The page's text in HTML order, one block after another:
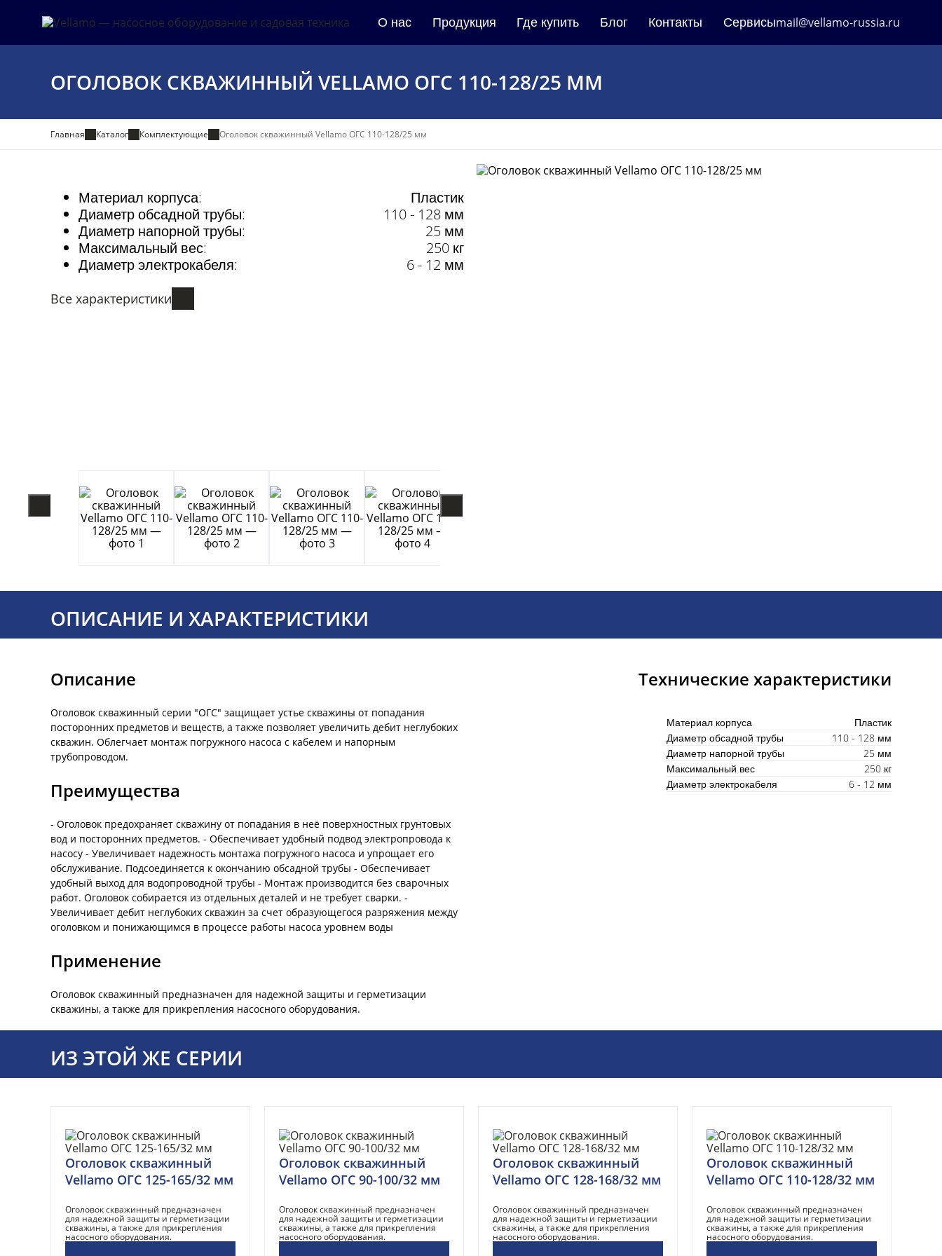
О нас Продукция Где купить Блог Контакты Сервисыmail@vellamo-russia.ru
ОГОЛОВОК СКВАЖИННЫЙ VELLAMO ОГС 110-128/25 ММ
Главная Каталог Комплектующие Оголовок скважинный Vellamo ОГС 110-128/25 мм
Материал корпуса:
Пластик
Диаметр обсадной трубы:
110 - 128 мм
Диаметр напорной трубы:
25 мм
Максимальный вес:
250 кг
Диаметр электрокабеля:
6 - 12 мм
Все характеристики
ОПИСАНИЕ И ХАРАКТЕРИСТИКИ
Описание
Оголовок скважинный серии "ОГС" защищает устье скважины от попадания
посторонних предметов и веществ, а также позволяет увеличить дебит неглубоких
скважин. Облегчает монтаж погружного насоса с кабелем и напорным
трубопроводом.
Преимущества
- Оголовок предохраняет скважину от попадания в неё поверхностных грунтовых
вод и посторонних предметов. - Обеспечивает удобный подвод электропровода к
насосу - Увеличивает надежность монтажа погружного насоса и упрощает его
обслуживание. Подсоединяется к окончанию обсадной трубы - Обеспечивает
удобный выход для водопроводной трубы - Монтаж производится без сварочных
работ. Оголовок собирается из отдельных деталей и не требует сварки. -
Увеличивает дебит неглубоких скважин за счет образующегося разряжения между
оголовком и понижающимся в процессе работы насоса уровнем воды
Применение
Оголовок скважинный предназначен для надежной защиты и герметизации
скважины, а также для прикрепления насосного оборудования.
Технические характеристики
Материал корпуса
Пластик
Диаметр обсадной трубы
110 - 128 мм
Диаметр напорной трубы
25 мм
Максимальный вес
250 кг
Диаметр электрокабеля
6 - 12 мм
ИЗ ЭТОЙ ЖЕ СЕРИИ
Оголовок скважинный
Vellamo ОГС 125-165/32 мм
Оголовок скважинный предназначен
для надежной защиты и герметизации
скважины, а также для прикрепления
насосного оборудования.
Оголовок скважинный
Vellamo ОГС 90-100/32 мм
Оголовок скважинный предназначен
для надежной защиты и герметизации
скважины, а также для прикрепления
насосного оборудования.
Оголовок скважинный
Vellamo ОГС 128-168/32 мм
Оголовок скважинный предназначен
для надежной защиты и герметизации
скважины, а также для прикрепления
насосного оборудования.
Оголовок скважинный
Vellamo ОГС 110-128/32 мм
Оголовок скважинный предназначен
для надежной защиты и герметизации
скважины, а также для прикрепления
насосного оборудования.